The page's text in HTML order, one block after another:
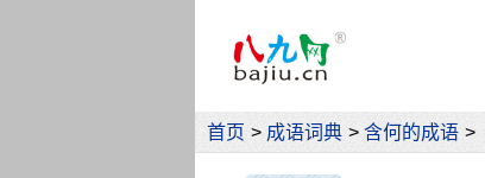
首页 > 成语词典 > 含何的成语 >